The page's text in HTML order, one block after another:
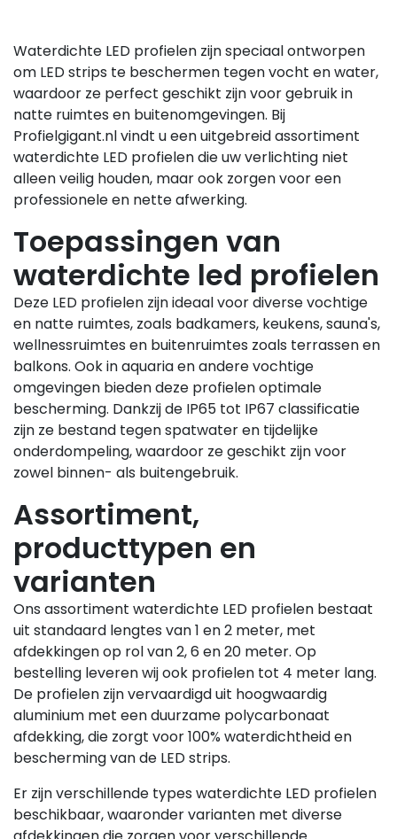
Waterdichte LED profielen zijn speciaal ontworpen
om LED strips te beschermen tegen vocht en water,
waardoor ze perfect geschikt zijn voor gebruik in
natte ruimtes en buitenomgevingen. Bij
Profielgigant.nl vindt u een uitgebreid assortiment
waterdichte LED profielen die uw verlichting niet
alleen veilig houden, maar ook zorgen voor een
professionele en nette afwerking.
Toepassingen van
waterdichte led profielen
Deze LED profielen zijn ideaal voor diverse vochtige
en natte ruimtes, zoals badkamers, keukens, sauna's,
wellnessruimtes en buitenruimtes zoals terrassen en
balkons. Ook in aquaria en andere vochtige
omgevingen bieden deze profielen optimale
bescherming. Dankzij de IP65 tot IP67 classificatie
zijn ze bestand tegen spatwater en tijdelijke
onderdompeling, waardoor ze geschikt zijn voor
zowel binnen- als buitengebruik.
Assortiment,
producttypen en
varianten
Ons assortiment waterdichte LED profielen bestaat
uit standaard lengtes van 1 en 2 meter, met
afdekkingen op rol van 2, 6 en 20 meter. Op
bestelling leveren wij ook profielen tot 4 meter lang.
De profielen zijn vervaardigd uit hoogwaardig
aluminium met een duurzame polycarbonaat
afdekking, die zorgt voor 100% waterdichtheid en
bescherming van de LED strips.
Er zijn verschillende types waterdichte LED profielen
beschikbaar, waaronder varianten met diverse